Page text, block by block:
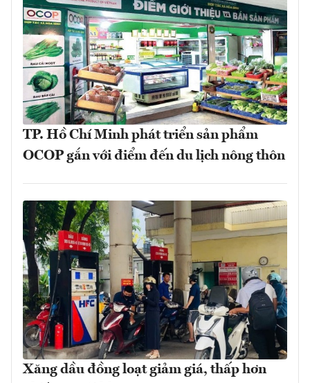
TP. Hồ Chí Minh phát triển sản phẩm
OCOP gắn với điểm đến du lịch nông thôn
Xăng dầu đồng loạt giảm giá, thấp hơn